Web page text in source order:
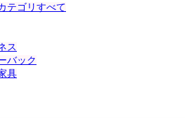
テゴリすべて
ス
バック
具